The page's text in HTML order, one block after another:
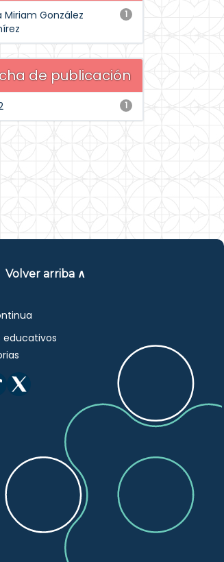
1
Miriam González
de publicación
1
Volver arriba ∧
educativos